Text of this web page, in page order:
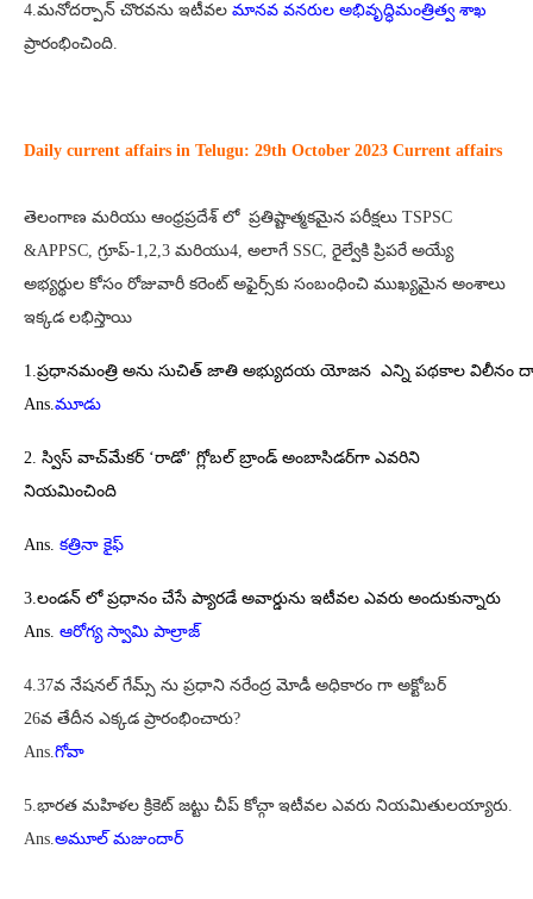
4.మనోదర్పాన్ చొరవను ఇటీవల మానవ వనరుల అభివృద్ధిమంత్రిత్వ శాఖ
ప్రారంభించింది.
Daily current affairs in Telugu: 29th October 2023 Current affairs
తెలంగాణ మరియు ఆంధ్రప్రదేశ్ లో ప్రతిష్టాత్మకమైన పరీక్షలు TSPSC
&APPSC, గ్రూప్-1,2,3 మరియు4, అలాగే SSC, రైల్వేకి ప్రిపరే అయ్యే
అభ్యర్థుల కోసం రోజువారీ కరెంట్ అఫైర్స్‌కు సంబంధించి ముఖ్యమైన అంశాలు
ఇక్కడ లభిస్తాయి
1.ప్రధానమంత్రి అను సుచిత్ జాతి అభ్యుదయ యోజన ఎన్ని పథకాల విలీనం
Ans.మూడు
2. స్విస్ వాచ్‌మేకర్ ‘రాడో’ గ్లోబల్ బ్రాండ్ అంబాసిడర్‌గా ఎవరిని
నియమించింది
Ans. కత్రినా కైఫ్‌
3.లండన్ లో ప్రధానం చేసే ప్యారడే అవార్డును ఇటీవల ఎవరు అందుకున్నారు
Ans. ఆరోగ్య స్వామి పాల్రాజ్
4.37వ నేషనల్ గేమ్స్ ను ప్రధాని నరేంద్ర మోడీ అధికారం గా అక్టోబర్
26వ తేదీన ఎక్కడ ప్రారంభించారు?
Ans.గోవా
5.భారత మహిళల క్రికెట్ జట్టు చీప్ కోచ్గా ఇటీవల ఎవరు నియమితులయ్యారు.
Ans.అమూల్ మజుందార్